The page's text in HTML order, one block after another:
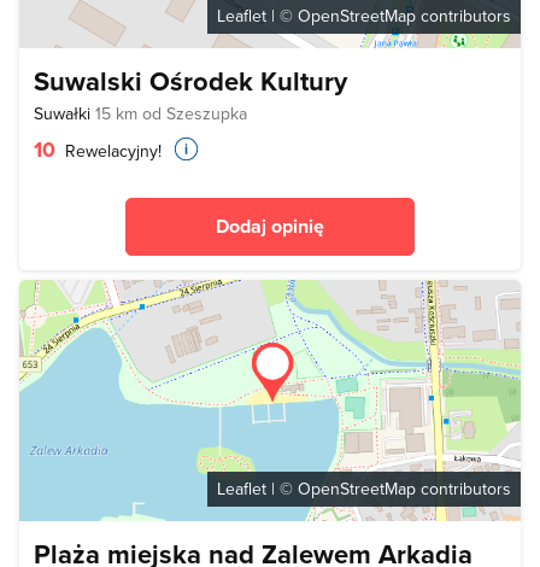
Leaflet | © OpenStreetMap contributors
Suwalski Ośrodek Kultury
Suwałki 15 km od Szeszupka
10 Rewelacyjny!
Dodaj opinię
Leaflet | © OpenStreetMap contributors
Plaża miejska nad Zalewem Arkadia